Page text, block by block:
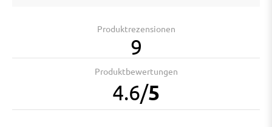
Produktrezensionen
9
Produktbewertungen
4.6/5